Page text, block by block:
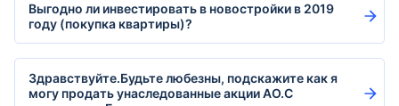
Выгодно ли инвестировать в новостройки в 2019
году (покупка квартиры)?
Здравствуйте.Будьте любезны, подскажите как я
могу продать унаследованные акции АО.С